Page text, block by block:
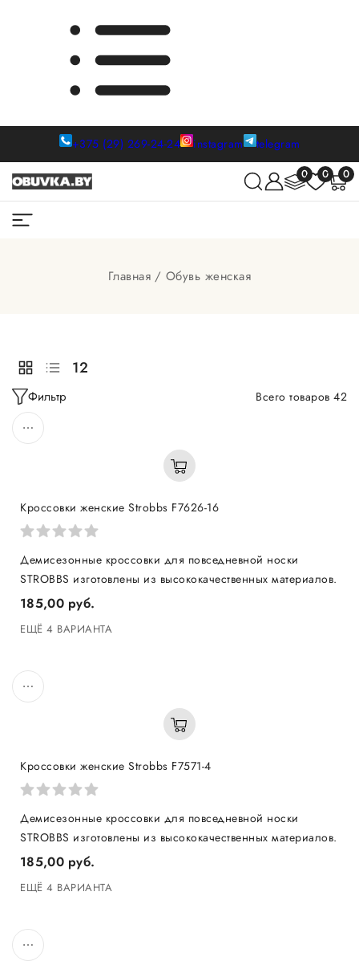
+375 (29) 269-24-24 instagram telegram
0 0 0
Главная Обувь женская
Фильтр Всего товаров 42
12
Кроссовки женские Strobbs F7626-16
Демисезонные кроссовки для повседневной носки
STROBBS изготовлены из высококачественных материалов.
185,00 руб.
ЕЩЁ 4 ВАРИАНТА
Кроссовки женские Strobbs F7571-4
Демисезонные кроссовки для повседневной носки
STROBBS изготовлены из высококачественных материалов.
185,00 руб.
ЕЩЁ 4 ВАРИАНТА